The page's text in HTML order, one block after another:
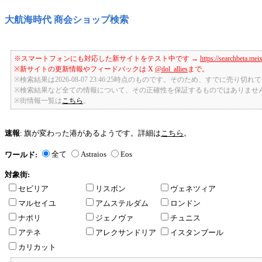
大航海時代 商会ショップ検索
※スマートフォンにも対応した新サイトをテスト中です → https://
※新サイトの更新情報やフィードバックは X @dol_alliesまで。
※検索結果は2026-08-07 23:46:25時点のものです。そのため、すでに売り切れ
※検索結果など全ての情報について、その正確性を保証するものではありませ
※街情報一覧は こちら
速報: 旗が変わった港があるようです。詳細は こちら 。
ワールド: 全て Astraios Eos
対象街:
セビリア
リスボン
ヴェネツィア
マルセイユ
アムステルダム
ロンドン
ナポリ
ジェノヴァ
チュニス
アテネ
アレクサンドリア
イスタンブール
カリカット